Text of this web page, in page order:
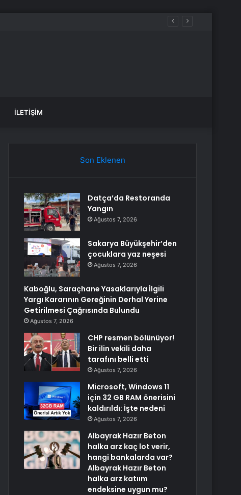
İLETIŞIM
Son Eklenen
Datça’da Restoranda
Yangın
Ağustos 7, 2026
Sakarya Büyükşehir’den
çocuklara yaz neşesi
Ağustos 7, 2026
Kaboğlu, Saraçhane Yasaklarıyla İlgili
Yargı Kararının Gereğinin Derhal Yerine
Getirilmesi Çağrısında Bulundu
Ağustos 7, 2026
CHP resmen bölünüyor!
Bir ilin vekili daha
tarafını belli etti
Ağustos 7, 2026
Microsoft, Windows 11
için 32 GB RAM önerisini
kaldırıldı: İşte nedeni
Ağustos 7, 2026
Albayrak Hazır Beton
halka arz kaç lot verir,
hangi bankalarda var?
Albayrak Hazır Beton
halka arz katıım
endeksine uygun mu?